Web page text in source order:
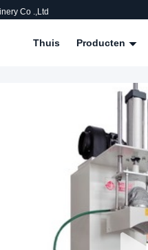
Co .,ltd
Thuis Producten